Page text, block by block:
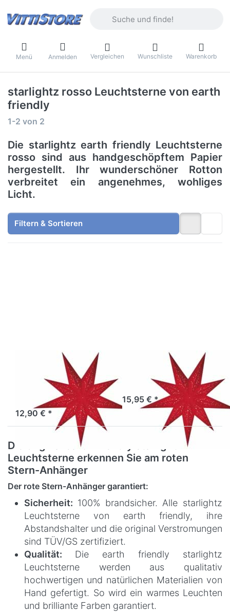
Menü Anmelden Vergleichen Wunschliste Warenkorb
starlightz rosso Leuchtsterne von earth
friendly
Suchergebnisse:
1-2 von 2
Die starlightz earth friendly Leuchtsterne
rosso sind aus handgeschöpftem Papier
hergestellt. Ihr wunderschöner Rotton
verbreitet ein angenehmes, wohliges
Licht.
Filtern & Sortieren
EARTH FRIENDLY
starlightz baby
Sofort versandfertig, Lieferzeit 1-3 Werktage.
12,90 € *
EARTH FRIENDLY
starlightz rosso
Sofort versandfertig, Lieferzeit 1-3 Werktage.
15,95 € *
Die original earth friendly starlightz
Leuchtsterne erkennen Sie am roten
Stern-Anhänger
Der rote Stern-Anhänger garantiert:
Sicherheit: 100% brandsicher. Alle starlightz
Leuchtsterne von earth friendly, ihre
Abstandshalter und die original Verstromungen
sind TÜV/GS zertifiziert.
Qualität: Die earth friendly starlightz
Leuchtsterne werden aus qualitativ
hochwertigen und natürlichen Materialien von
Hand gefertigt. So wird ein warmes Leuchten
und brilliante Farben garantiert.